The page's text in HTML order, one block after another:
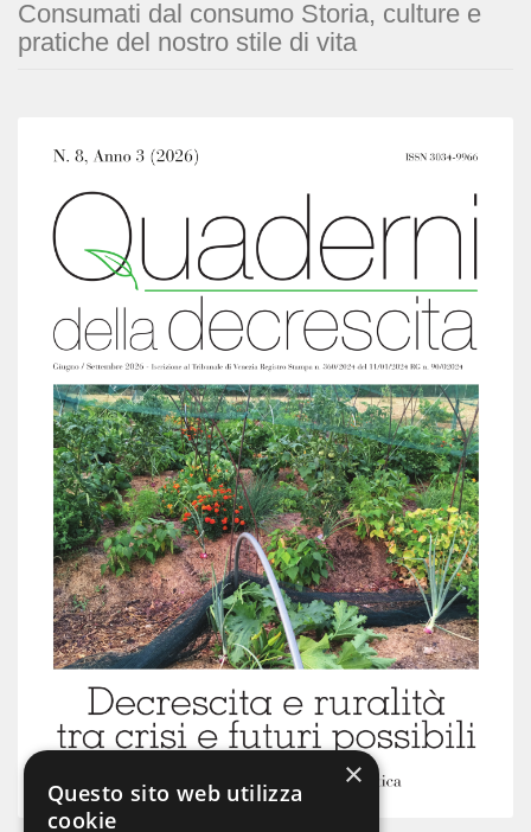
Consumati dal consumo Storia, culture e
pratiche del nostro stile di vita
×
Questo sito web utilizza
cookie